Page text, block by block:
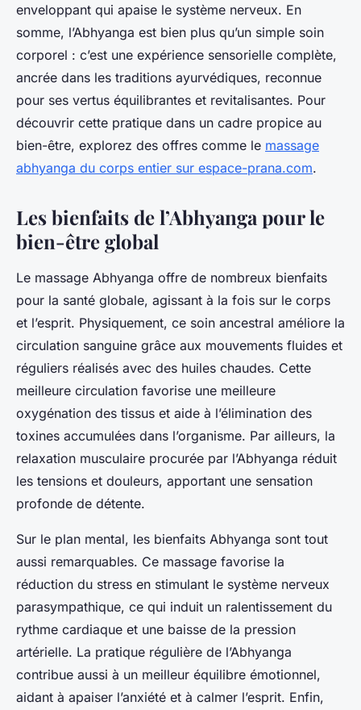
enveloppant qui apaise le système nerveux. En
somme, l’Abhyanga est bien plus qu’un simple soin
corporel : c’est une expérience sensorielle complète,
ancrée dans les traditions ayurvédiques, reconnue
pour ses vertus équilibrantes et revitalisantes. Pour
découvrir cette pratique dans un cadre propice au
bien-être, explorez des offres comme le massage
abhyanga du corps entier sur espace-prana.com.
Les bienfaits de l’Abhyanga pour le
bien-être global
Le massage Abhyanga offre de nombreux bienfaits
pour la santé globale, agissant à la fois sur le corps
et l’esprit. Physiquement, ce soin ancestral améliore la
circulation sanguine grâce aux mouvements fluides et
réguliers réalisés avec des huiles chaudes. Cette
meilleure circulation favorise une meilleure
oxygénation des tissus et aide à l’élimination des
toxines accumulées dans l’organisme. Par ailleurs, la
relaxation musculaire procurée par l’Abhyanga réduit
les tensions et douleurs, apportant une sensation
profonde de détente.
Sur le plan mental, les bienfaits Abhyanga sont tout
aussi remarquables. Ce massage favorise la
réduction du stress en stimulant le système nerveux
parasympathique, ce qui induit un ralentissement du
rythme cardiaque et une baisse de la pression
artérielle. La pratique régulière de l’Abhyanga
contribue aussi à un meilleur équilibre émotionnel,
aidant à apaiser l’anxiété et à calmer l’esprit. Enfin,